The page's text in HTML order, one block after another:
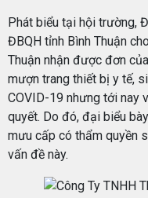
Phát biểu tại hội trường,
ĐBQH tỉnh Bình Thuận
Thuận nhận được đơn
mượn trang thiết bị y tế,
COVID-19 nhưng tới nay
quyết. Do đó, đại biểu
mưu cấp có thẩm quyền
vấn đề này.